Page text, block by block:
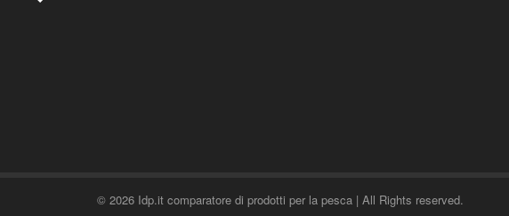
© 2026 Idp.it comparatore di prodotti per la pesca | All Rights reserved.